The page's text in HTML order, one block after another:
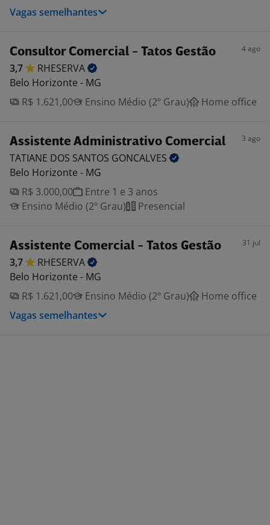
Vagas semelhantes
Consultor Comercial - Tatos Gestão 4 ago
3,7
RHESERVA
Belo Horizonte - MG
R$ 1.621,00
Ensino Médio (2º Grau) Home office
Assistente Administrativo Comercial 3 ago
TATIANE DOS SANTOS GONCALVES
Belo Horizonte - MG
R$ 3.000,00
Entre 1 e 3 anos
Ensino Médio (2º Grau)
Presencial
Assistente Comercial - Tatos Gestão 31 jul
3,7
RHESERVA
Belo Horizonte - MG
R$ 1.621,00
Ensino Médio (2º Grau)
Home office
Vagas semelhantes